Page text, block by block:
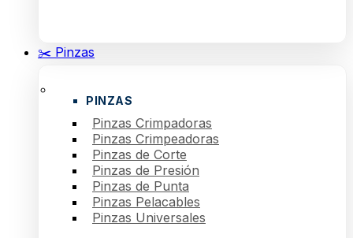
✂️ Pinzas
PINZAS
Pinzas Crimpadoras
Pinzas Crimpeadoras
Pinzas de Corte
Pinzas de Presión
Pinzas de Punta
Pinzas Pelacables
Pinzas Universales